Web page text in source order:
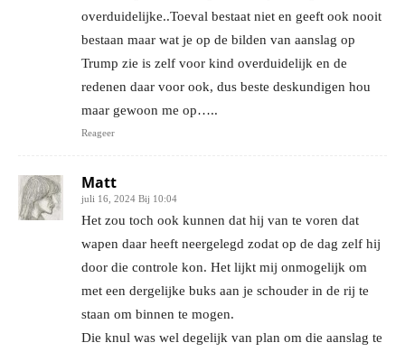
overduidelijke..Toeval bestaat niet en geeft ook nooit
bestaan maar wat je op de bilden van aanslag op
Trump zie is zelf voor kind overduidelijk en de
redenen daar voor ook, dus beste deskundigen hou
maar gewoon me op…..
Reageer
Matt
juli 16, 2024 Bij 10:04
Het zou toch ook kunnen dat hij van te voren dat
wapen daar heeft neergelegd zodat op de dag zelf hij
door die controle kon. Het lijkt mij onmogelijk om
met een dergelijke buks aan je schouder in de rij te
staan om binnen te mogen.
Die knul was wel degelijk van plan om die aanslag te